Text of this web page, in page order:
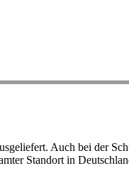
Auch bei der
Standort in